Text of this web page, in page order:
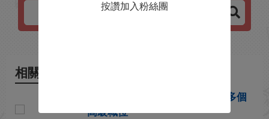
相關新聞
《TERA 2》開發中 藍洞正招募多個
高級職位
按讚加入粉絲團